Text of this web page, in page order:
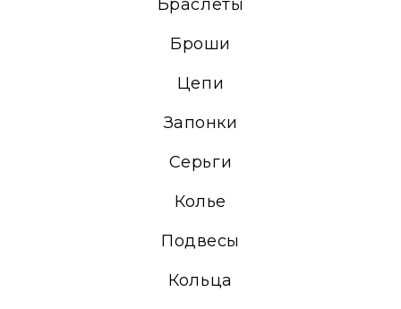
Браслеты
Броши
Цепи
Запонки
Серьги
Колье
Подвесы
Кольца